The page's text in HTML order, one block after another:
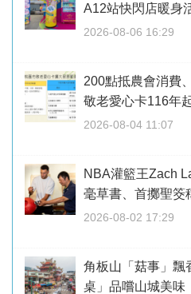
A12站快閃店暖身
2026-08-06 16:29
200點抵農會消費
敬老愛心卡116年
2026-08-04 11:07
NBA灌籃王Zach
毫草書、首擲聖筊
2026-08-02 17:29
角板山「菇事」
桌」品嚐山城美味